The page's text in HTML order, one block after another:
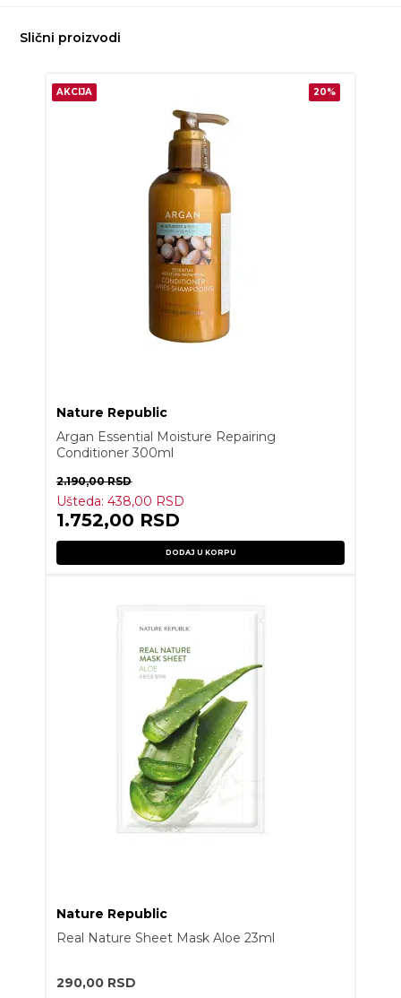
Slični proizvodi
AKCIJA 20%
Nature Republic
Argan Essential Moisture Repairing
Conditioner 300ml
2.190,00RSD
Ušteda:438,00 RSD
1.752,00 RSD
DODAJ U KORPU
Nature Republic
Real Nature Sheet Mask Aloe 23ml
290,00 RSD